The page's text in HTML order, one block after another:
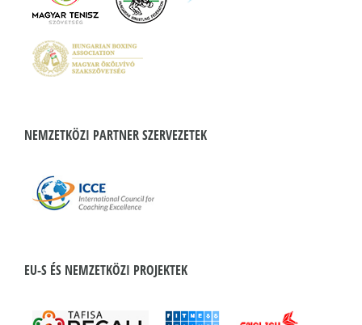
NEMZETKÖZI PARTNER SZERVEZETEK
EU-S ÉS NEMZETKÖZI PROJEKTEK